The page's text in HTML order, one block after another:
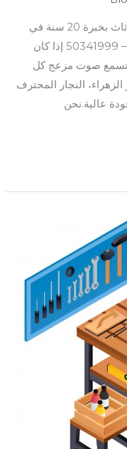
نجار الزهراء – تصليح وتركيب الأبواب والأثاث بخبرة 20 سنة في
اتصل أو واتساب: 50341888 – 50341999 إذا كان
تسمع صوت مزعج كل
النجار المحترف
عالية.نحن